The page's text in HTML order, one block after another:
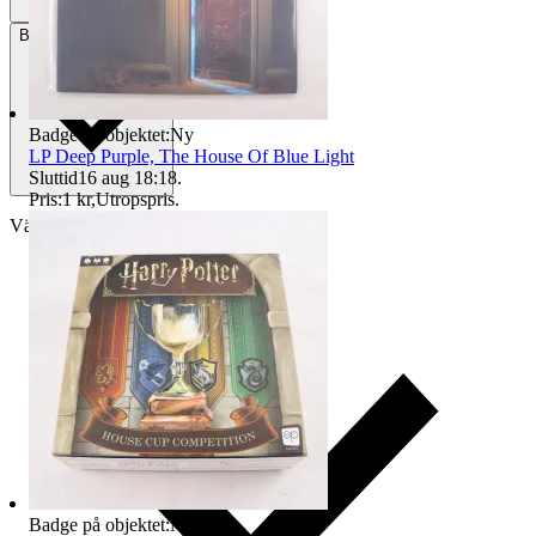
Betalning
Välj till köparskydd
Badge på objektet:Ny
LP Deep Purple, The House Of Blue Light
Sluttid16 aug 18:18.
Pris:1 kr,Utropspris.
Badge på objektet:Ny